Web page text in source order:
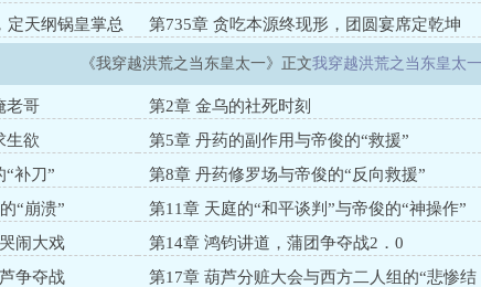
定天纲锅皇掌总
第735章 贪吃本源终现形，团圆宴席定乾坤
《我穿越洪荒之当东皇太一》正文我穿越洪荒之当东皇太
老哥 第2章 金乌的社死时刻
生欲
第5章 丹药的副作用与帝俊的“救援”
补刀”
第8章 丹药修罗场与帝俊的“反向救援”
“崩溃”
第11章 天庭的“和平谈判”与帝俊的“神操作”
闹大戏
第14章 鸿钧讲道，蒲团争夺战2．0
争夺战
第17章 葫芦分赃大会与西方二人组的“悲惨结